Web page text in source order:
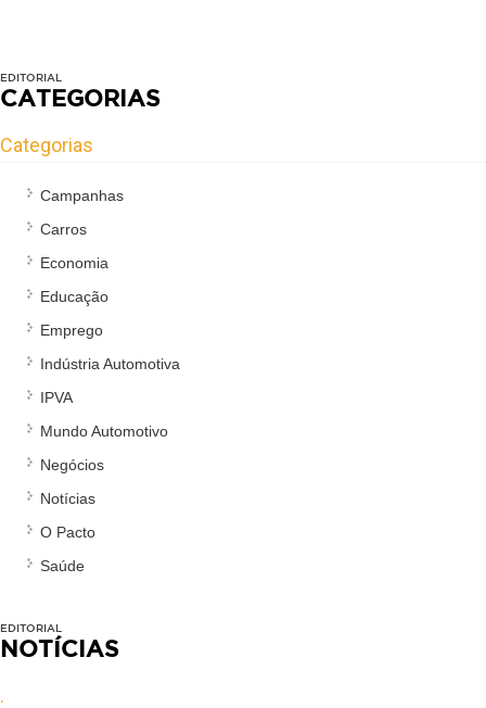
EDITORIAL
CATEGORIAS
Categorias
Campanhas
Carros
Economia
Educação
Emprego
Indústria Automotiva
IPVA
Mundo Automotivo
Negócios
Notícias
O Pacto
Saúde
EDITORIAL
NOTÍCIAS
.